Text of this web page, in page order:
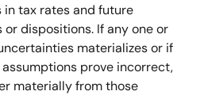
in tax rates and future
dispositions. If any one or
materializes or if
prove incorrect,
materially from those